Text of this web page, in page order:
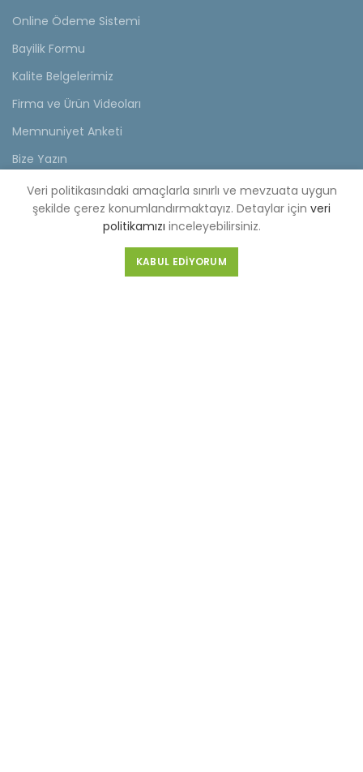
Online Ödeme Sistemi
Bayilik Formu
Kalite Belgelerimiz
Firma ve Ürün Videoları
Memnuniyet Anketi
Bize Yazın
KVKK
KVKK Aydınlatma Metni
Müşteri Aydınlatma Metni
Veri politikasındaki amaçlarla sınırlı ve mevzuata uygun
şekilde çerez konumlandırmaktayız. Detaylar için veri
politikamızı inceleyebilirsiniz.
KABUL EDIYORUM